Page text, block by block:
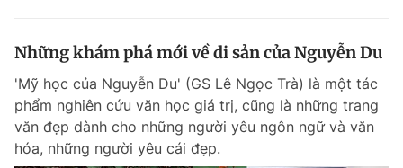
Những khám phá mới về di sản của Nguyễn Du
'Mỹ học của Nguyễn Du' (GS Lê Ngọc Trà) là một tác
phẩm nghiên cứu văn học giá trị, cũng là những trang
văn đẹp dành cho những người yêu ngôn ngữ và văn
hóa, những người yêu cái đẹp.